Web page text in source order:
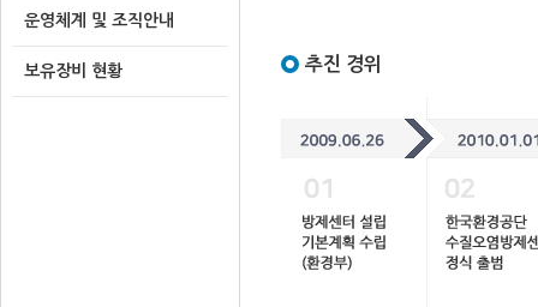
운영체계 및 조직안내
보유장비 현황 추진 경위